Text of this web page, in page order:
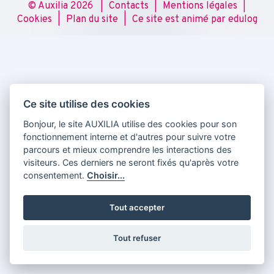
© Auxilia 2026 | Contacts Mentions légales
Cookies
Plan du site Ce site est animé par edulog
Ce site utilise des cookies
Bonjour, le site AUXILIA utilise des cookies pour son
fonctionnement interne et d'autres pour suivre votre
parcours et mieux comprendre les interactions des
visiteurs. Ces derniers ne seront fixés qu'après votre
consentement.Choisir...
Tout accepter
Tout refuser